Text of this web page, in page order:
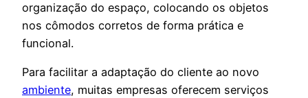
organização do espaço, colocando os objetos
nos cômodos corretos de forma prática e
funcional.
Para facilitar a adaptação do cliente ao novo
ambiente, muitas empresas oferecem serviços